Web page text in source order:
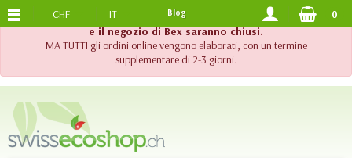
!! Importante !! Fino al 20 agosto 2026, l'assistenza telefonica
e il negozio di Bex saranno chiusi.
MA TUTTI gli ordini online vengono elaborati, con un termine
supplementare di 2-3 giorni.
SPEDIZIONE GRATUITADA 120.-
CHF IT Blog 0